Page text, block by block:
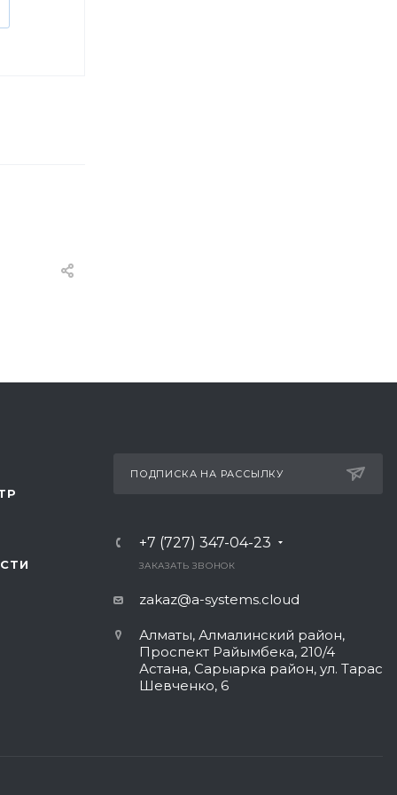
ПОДПИСКА НА РАССЫЛКУ
+7 (727) 347-04-23
ЗАКАЗАТЬ ЗВОНОК
zakaz@a-systems.cloud
Алматы, ​Алмалинский район,
Проспект Райымбека, 210/4
Астана, Сарыарка район, ул. Тарас
Шевченко, 6​